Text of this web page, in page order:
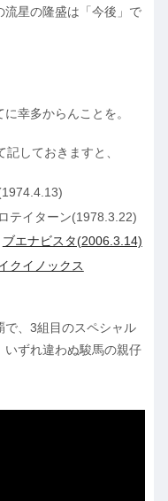
流星の隆盛は「今後」で
幸多からんことを。
しておきますと、
テイターン(1978.3.22)
ブエナビスタ(2006.3.14)
クイノックス
で、3組目のスペシャル
いずれ違わぬ駿馬の親仔